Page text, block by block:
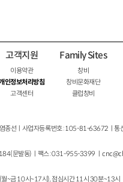
고객지원
이용약관
인정보처리방침
고객센터
Family Sites
창비
창비문화재단
클럽창비
염종선ㅣ사업자등록번호 : 105-81-63672ㅣ통
184(문발동)ㅣ팩스 : 031-955-3399 ㅣ
~금 10시~17시), 점심시간 11시 30분~13시